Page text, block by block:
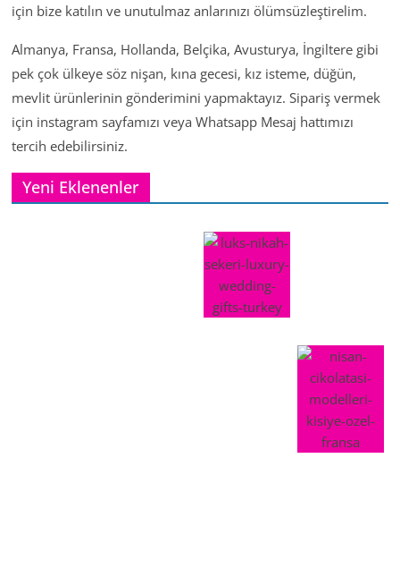
için bize katılın ve unutulmaz anlarınızı ölümsüzleştirelim.
Almanya, Fransa, Hollanda, Belçika, Avusturya, İngiltere gibi
pek çok ülkeye söz nişan, kına gecesi, kız isteme, düğün,
mevlit ürünlerinin gönderimini yapmaktayız. Sipariş vermek
için instagram sayfamızı veya Whatsapp Mesaj hattımızı
tercih edebilirsiniz.
Yeni Eklenenler